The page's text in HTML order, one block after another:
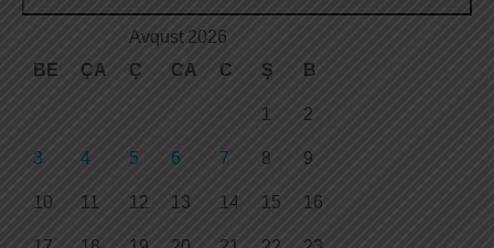
Avqust 2026
BE
ÇA Ç CA C Ş B
1 2
3 4 5 6 7 8 9
10 11 12 13 14 15 16